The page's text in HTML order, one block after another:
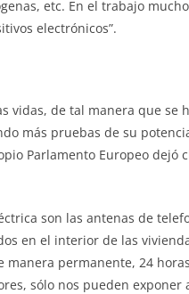
etc. En el trabajo
electrónicos”.
vidas, de tal manera que se
más pruebas de su
Parlamento Europeo dejó
son las antenas de
en el interior de las
permanente, 24
sólo nos pueden exponer